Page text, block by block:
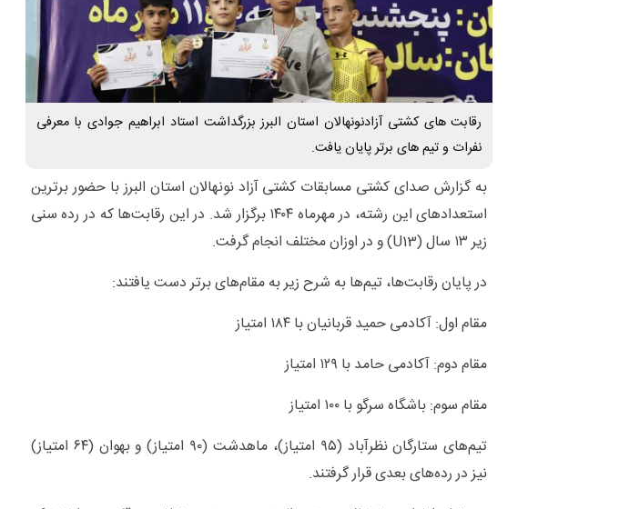
رقابت های کشتی آزادنونهالان استان البرز بزرگداشت استاد ابراهیم جوادی با معرفی
نفرات و تیم های برتر پایان یافت.
به گزارش صدای کشتی مسابقات کشتی آزاد نونهالان استان البرز با حضور برترین
استعدادهای این رشته، در مهرماه ۱۴۰۴ برگزار شد. در این رقابت‌ها که در رده سنی
زیر ۱۳ سال (U13) و در اوزان مختلف انجام گرفت.
در پایان رقابت‌ها، تیم‌ها به شرح زیر به مقام‌های برتر دست یافتند:
مقام اول: آکادمی حمید قربانیان با ۱۸۴ امتیاز
مقام دوم: آکادمی حامد با ۱۲۹ امتیاز
مقام سوم: باشگاه سرگو با ۱۰۰ امتیاز
تیم‌های ستارگان نظرآباد (۹۵ امتیاز)، ماهدشت (۹۰ امتیاز) و بهوان (۶۴ امتیاز)
نیز در رده‌های بعدی قرار گرفتند.